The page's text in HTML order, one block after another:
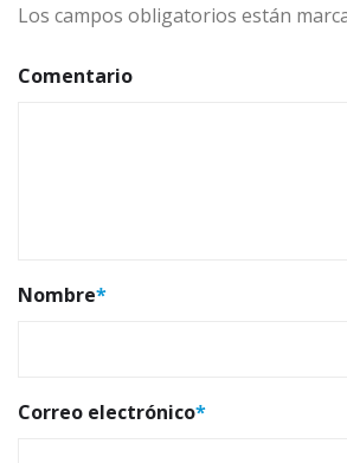
Los campos obligatorios están
Comentario
Nombre*
Correo electrónico*